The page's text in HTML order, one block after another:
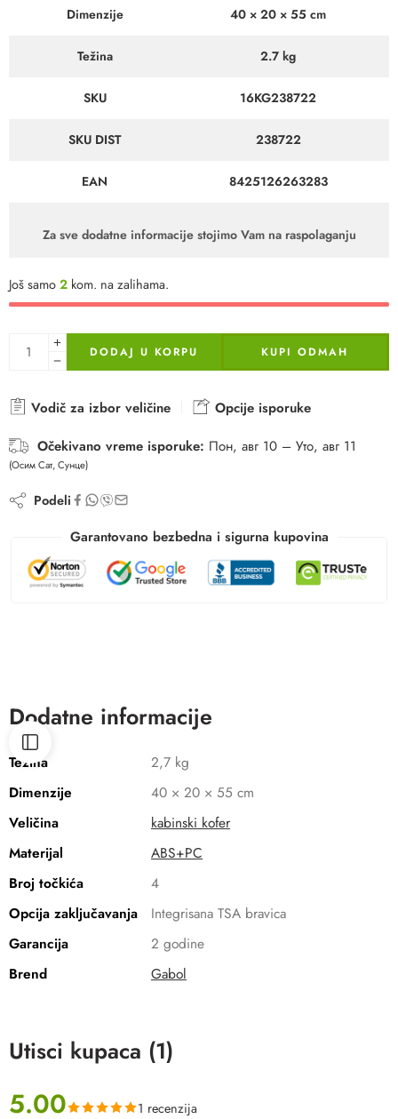
Dimenzije 40 × 20 × 55 cm
Težina 2.7 kg
SKU 16KG238722
SKU DIST 238722
EAN 8425126263283
Za sve dodatne informacije stojimo Vam na raspolaganju
Još samo2 kom. na zalihama.
DODAJ U KORPU KUPI ODMAH
Vodič za izbor veličine
Opcije isporuke
Očekivano vreme isporuke: Пон, авг 10 – Уто, авг 11
(Осим Сат, Сунце)
Podeli
Garantovano bezbedna i sigurna kupovina
Dodatne informacije
Težina
2,7 kg
Dimenzije
40 × 20 × 55 cm
Veličina
kabinski kofer
Materijal
ABS+PC
Broj točkića
4
Opcija zaključavanja
Integrisana TSA bravica
Garancija
2 godine
Brend
Gabol
Utisci kupaca (1)
5.00 1 recenzija